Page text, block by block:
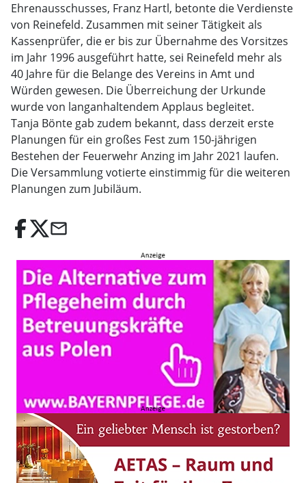
Ehrenausschusses, Franz Hartl, betonte die Verdienste
von Reinefeld. Zusammen mit seiner Tätigkeit als
Kassenprüfer, die er bis zur Übernahme des Vorsitzes
im Jahr 1996 ausgeführt hatte, sei Reinefeld mehr als
40 Jahre für die Belange des Vereins in Amt und
Würden gewesen. Die Überreichung der Urkunde
wurde von langanhaltendem Applaus begleitet.
Tanja Bönte gab zudem bekannt, dass derzeit erste
Planungen für ein großes Fest zum 150-jährigen
Bestehen der Feuerwehr Anzing im Jahr 2021 laufen.
Die Versammlung votierte einstimmig für die weiteren
Planungen zum Jubiläum.
email